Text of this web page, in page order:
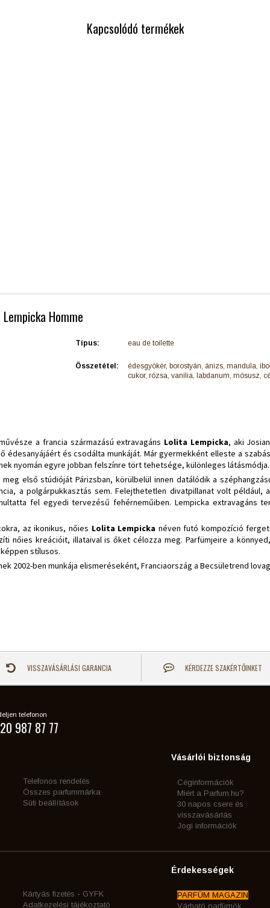
Kapcsolódó termékek
Homme
Típus: eau de toilette
Összetétel:
édesgyökér, borostyán, ánizs, mandula,
cukor, rózsa, vanília, labdanum, mósusz,
a francia származású extravagáns Lolita Lempicka, aki
édesanyájáért és csodálta munkáját. Már gyermekként elleste a
nyomán egyre jobban felszínre tört tehetsége, különleges látásmódja.
első stúdióját Párizsban, körülbelül innen datálódik a
a polgárpukkasztás sem. Felejthetetlen divatpillanat volt például,
fel egyedi tervezésű fehérneműiben. Lempicka extravagáns
az ikonikus, nőies Lolita Lempicka néven futó kompozíció
nőies kreációit, illataival is őket célozza meg. Parfümjeire a
stílusos.
2002-ben munkája elismeréseként, Franciaország a Becsületrend
VISSZAVÁSÁRLÁSI GARANCIA KÉRDEZZE SZAKÉRTŐINKET
telefonon
987 87 77
Telefonos rendelés
Összes parfummárka
Süti beállítások
Vásárlói biztonság
Céginformációk
Miért a Parfum.hu?
30 napos csere és
visszavásárlás
Jogi információk
Kártyás fizetés - GYFK
Adatkezelési tájékoztató
Érdekességek
PARFÜM MAGAZIN
Várható parfümök